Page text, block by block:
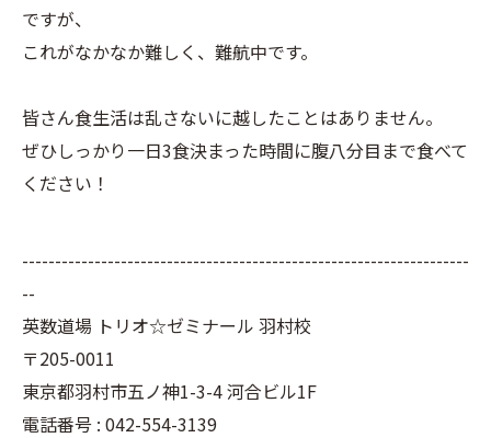
ですが、
これがなかなか難しく、難航中です。
皆さん食生活は乱さないに越したことはありません。
ぜひしっかり一日3食決まった時間に腹八分目まで食べて
ください！
--------------------------------------------------------------------
--
英数道場 トリオ☆ゼミナール 羽村校
〒205-0011
東京都羽村市五ノ神1-3-4 河合ビル1F
電話番号 : 042-554-3139